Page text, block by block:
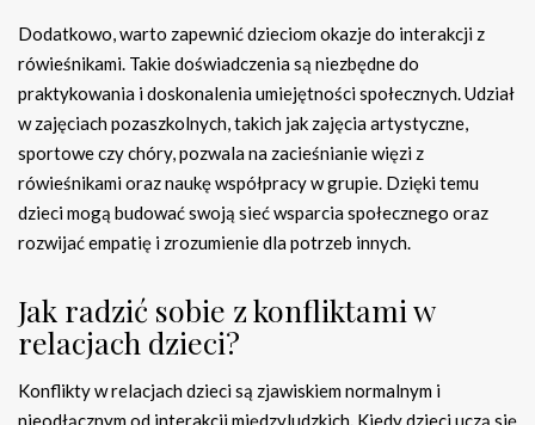
Dodatkowo, warto zapewnić dzieciom okazje do interakcji z
rówieśnikami. Takie doświadczenia są niezbędne do
praktykowania i doskonalenia umiejętności społecznych. Udział
w zajęciach pozaszkolnych, takich jak zajęcia artystyczne,
sportowe czy chóry, pozwala na zacieśnianie więzi z
rówieśnikami oraz naukę współpracy w grupie. Dzięki temu
dzieci mogą budować swoją sieć wsparcia społecznego oraz
rozwijać empatię i zrozumienie dla potrzeb innych.
Jak radzić sobie z konfliktami w
relacjach dzieci?
Konflikty w relacjach dzieci są zjawiskiem normalnym i
nieodłącznym od interakcji międzyludzkich. Kiedy dzieci uczą się